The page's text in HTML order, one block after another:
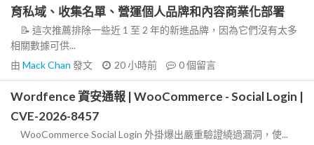
育私域、收集名單、營運個人品牌和內容商業化部署
📝 這次推薦排除一些近 1 至 2 年的新進品牌，因為它們沒有太多
相關數據可供...
由 Mack Chan 發文 20 小時前 0個留言
Wordfence 資安通報 | WooCommerce - Social Login |
CVE-2026-8457
WooCommerce Social Login 外掛爆出嚴重驗證繞過漏洞，使...